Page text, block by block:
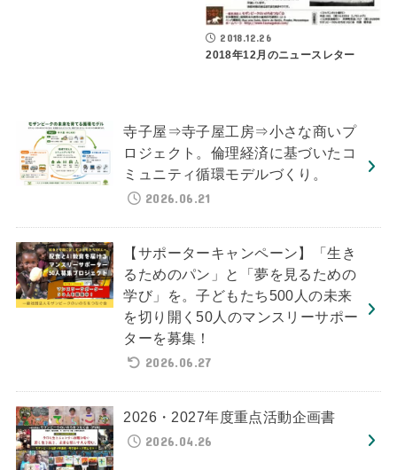
2018.12.26
2018年12月のニュースレター
寺子屋⇒寺子屋工房⇒小さな商いプ
ロジェクト。倫理経済に基づいたコ
ミュニティ循環モデルづくり。
2026.06.21
【サポーターキャンペーン】「生き
るためのパン」と「夢を見るための
学び」を。子どもたち500人の未来
を切り開く50人のマンスリーサポー
ターを募集！
2026.06.27
2026・2027年度重点活動企画書
2026.04.26